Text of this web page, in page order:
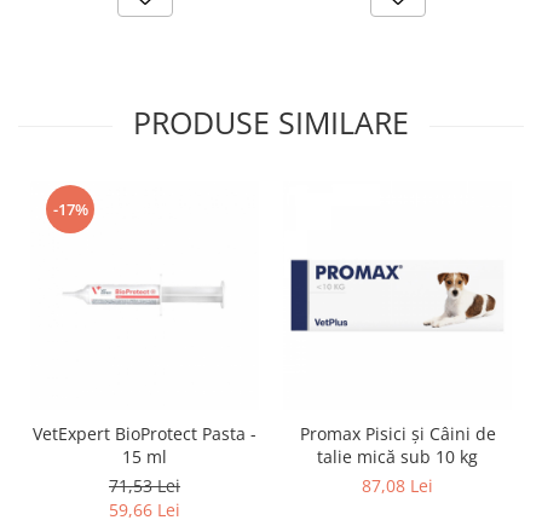
PRODUSE SIMILARE
-17%
VetExpert BioProtect Pasta -
15 ml
71,53 Lei
59,66 Lei
Promax Pisici și Câini de
talie mică sub 10 kg
87,08 Lei